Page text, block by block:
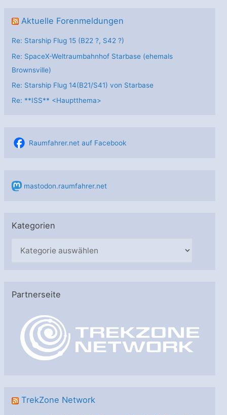
Aktuelle Forenmeldungen
Re: Starship Flug 15 (B22 ?, S42 ?)
Re: SpaceX-Weltraumbahnhof Starbase (ehemals
Brownsville)
Re: Starship Flug 14(B21/S41) von Starbase
Re: **ISS** <Hauptthema>
Raumfahrer.net auf Facebook
mastodon.raumfahrer.net
Kategorien
g
Partnerseite
TrekZone Network